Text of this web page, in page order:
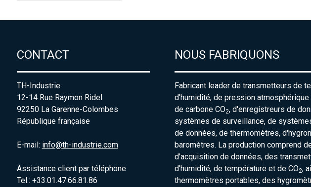
CONTACT
TH-Industrie
12-14 Rue Raymon Ridel
92250 La Garenne-Colombes
République française
E-mail: info@th-industrie.com
Assistance client par téléphone
Tel.: +33.01.47.66.81.86
NOUS FABRIQUONS
Fabricant leader de transmetteurs de
d'humidité, de pression
de carbone CO2, d'enregistreurs de
systèmes de surveillance, de
de données, de thermomètres,
baromètres. La production comprend
d'acquisition de données, des
d'humidité, de température et de CO2,
thermomètres portables, des